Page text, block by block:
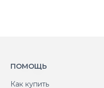
ПОМОЩЬ
Как купить